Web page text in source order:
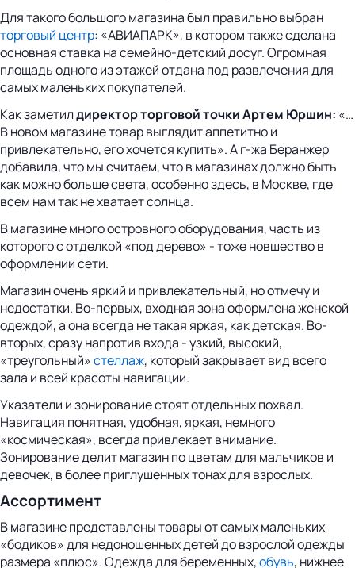
Для такого большого магазина был правильно выбран
торговый центр: «АВИАПАРК», в котором также сделана
основная ставка на семейно-детский досуг. Огромная
площадь одного из этажей отдана под развлечения для
самых маленьких покупателей.
Как заметилдиректор торговой точки Артем Юршин: «…
В новом магазине товар выглядит аппетитно и
привлекательно, его хочется купить». А г-жа Беранжер
добавила, что мы считаем, что в магазинах должно быть
как можно больше света, особенно здесь, в Москве, где
всем нам так не хватает солнца.
В магазине много островного оборудования, часть из
которого с отделкой «под дерево» - тоже новшество в
оформлении сети.
Магазин очень яркий и привлекательный, но отмечу и
недостатки. Во-первых, входная зона оформлена женской
одеждой, а она всегда не такая яркая, как детская. Во-
вторых, сразу напротив входа - узкий, высокий,
«треугольный» стеллаж, который закрывает вид всего
зала и всей красоты навигации.
Указатели и зонирование стоят отдельных похвал.
Навигация понятная, удобная, яркая, немного
«космическая», всегда привлекает внимание.
Зонирование делит магазин по цветам для мальчиков и
девочек, в более приглушенных тонах для взрослых.
Ассортимент
В магазине представлены товары от самых маленьких
«бодиков» для недоношенных детей до взрослой одежды
размера «плюс». Одежда для беременных,обувь, нижнее